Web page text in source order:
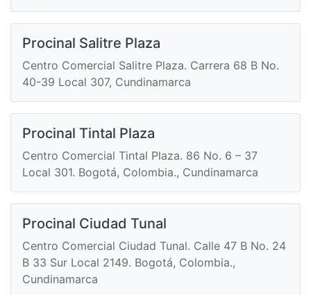
Procinal Salitre Plaza
Centro Comercial Salitre Plaza. Carrera 68 B No.
40-39 Local 307, Cundinamarca
Procinal Tintal Plaza
Centro Comercial Tintal Plaza. 86 No. 6 – 37
Local 301. Bogotá, Colombia., Cundinamarca
Procinal Ciudad Tunal
Centro Comercial Ciudad Tunal. Calle 47 B No. 24
B 33 Sur Local 2149. Bogotá, Colombia.,
Cundinamarca